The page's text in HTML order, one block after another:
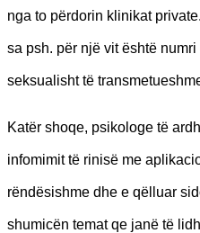
nga to përdorin klinikat
sa psh. për një vit është
seksualisht të
Katër shoqe, psikologe të
infomimit të rinisë me
rëndësishme dhe e qëlluar
shumicën temat qe janë të